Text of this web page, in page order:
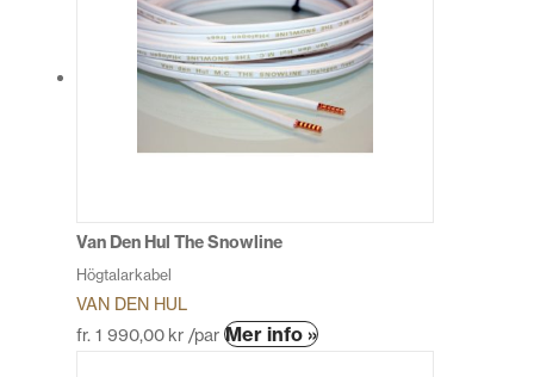
flera
varianter.
De
alternativen
kan
Van Den Hul The Snowline
Högtalarkabel
VAN DEN HUL
fr. 1 990,00 kr /par Mer info »Den